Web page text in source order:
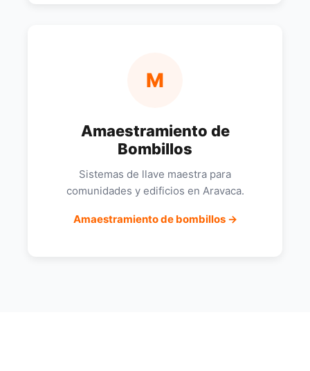
M
Amaestramiento de
Bombillos
Sistemas de llave maestra para
comunidades y edificios en Aravaca.
Amaestramiento de bombillos →